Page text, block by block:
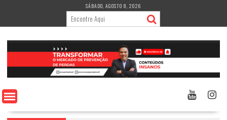
content
SÁBADO, AGOSTO 8, 2026